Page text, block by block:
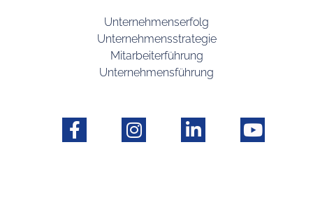
Unternehmenserfolg
Unternehmensstrategie
Mitarbeiterführung
Unternehmensführung